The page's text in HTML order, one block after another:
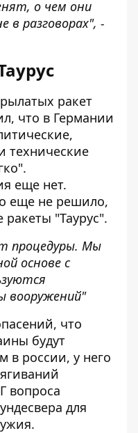
о чем они
в разговорах", -
ракет
что в Германии
технические
еще нет.
еще не решило,
"Таурус".
процедуры. Мы
основе с
вооружений"
что
будут
в россии, у него
вопроса
для